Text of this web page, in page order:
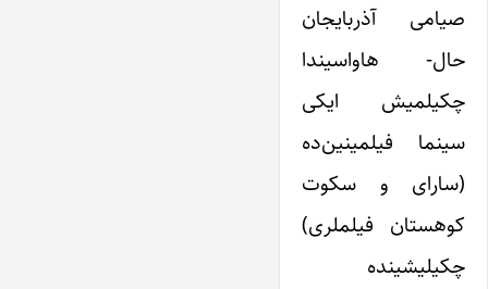
صیامی آذربایجان
حال- هاواسیندا
چکیلمیش ایکی
سینما فیلمینین‌ده
(سارای و سکوت
کوهستان فیلملری)
چکیلیشینده